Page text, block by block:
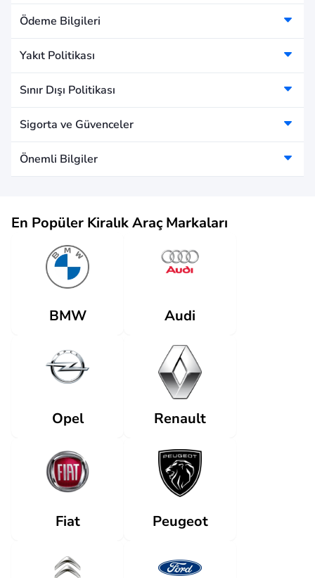
Ödeme Bilgileri
Yakıt Politikası
Sınır Dışı Politikası
Sigorta ve Güvenceler
Önemli Bilgiler
En Popüler Kiralık Araç Markaları
BMW Audi
Opel Renault
Fiat Peugeot